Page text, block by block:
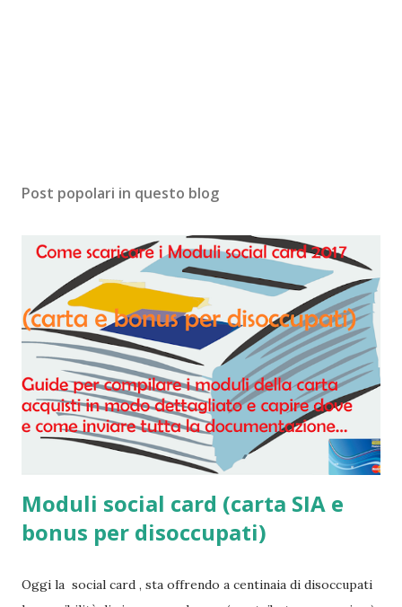
Post popolari in questo blog
Moduli social card (carta SIA e
bonus per disoccupati)
Oggi la social card , sta offrendo a centinaia di disoccupati